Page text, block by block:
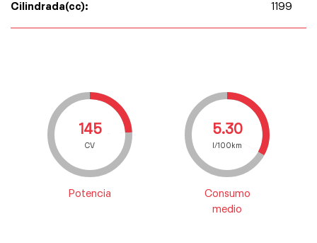
Cilindrada(cc): 1199
145
CV
Potencia
5.30
l/100km
Consumo
medio